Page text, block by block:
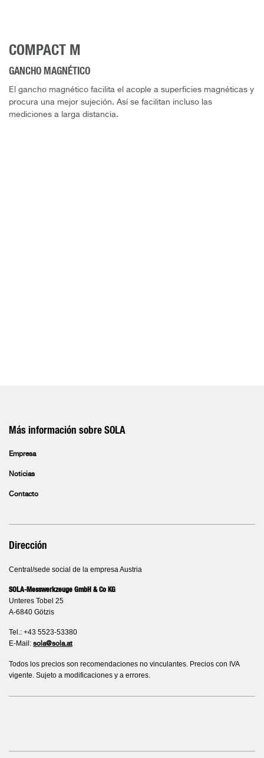
COMPACT M
GANCHO MAGNÉTICO
El gancho magnético facilita el acople a superficies magnéticas y
procura una mejor sujeción. Así se facilitan incluso las
mediciones a larga distancia.
Más información sobre SOLA
Empresa
Noticias
Contacto
Dirección
Central/sede social de la empresa Austria
SOLA-Messwerkzeuge GmbH & Co KG
Unteres Tobel 25
A-6840 Götzis
Tel.: +43 5523-53380
E-Mail: sola@sola.at
Todos los precios son recomendaciones no vinculantes. Precios con IVA
vigente. Sujeto a modificaciones y a errores.